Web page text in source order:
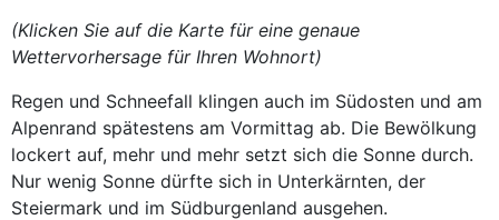
(Klicken Sie auf die Karte für eine genaue
Wettervorhersage für Ihren Wohnort)
Regen und Schneefall klingen auch im Südosten und am
Alpenrand spätestens am Vormittag ab. Die Bewölkung
lockert auf, mehr und mehr setzt sich die Sonne durch.
Nur wenig Sonne dürfte sich in Unterkärnten, der
Steiermark und im Südburgenland ausgehen.